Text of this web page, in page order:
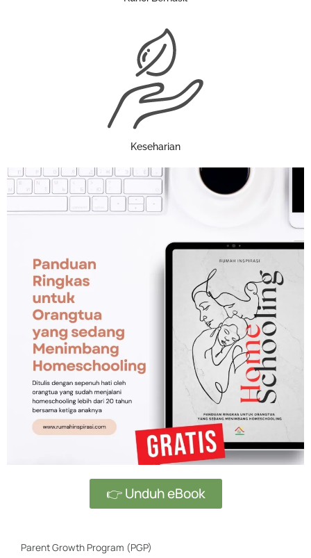
Keseharian
👉 Unduh eBook
Parent Growth Program (PGP)